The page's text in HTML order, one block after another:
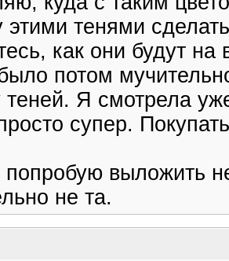
этими тенями
как они будут
потом
теней. Я смотрела
супер.
попробую выложить
не та.